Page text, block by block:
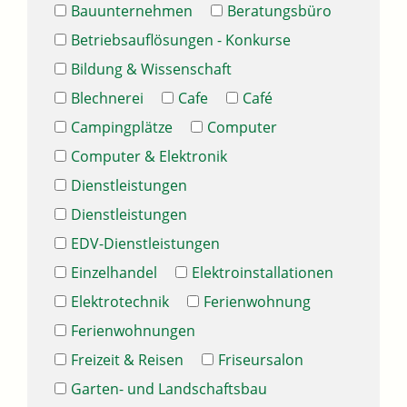
Bauunternehmen
Beratungsbüro
Betriebsauflösungen - Konkurse
Bildung & Wissenschaft
Blechnerei
Cafe
Café
Campingplätze
Computer
Computer & Elektronik
Dienstleistungen
Dienstleistungen
EDV-Dienstleistungen
Einzelhandel
Elektroinstallationen
Elektrotechnik
Ferienwohnung
Ferienwohnungen
Freizeit & Reisen
Friseursalon
Garten- und Landschaftsbau